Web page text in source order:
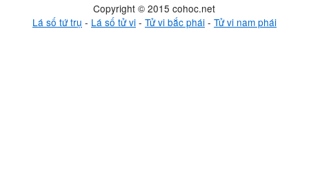
Copyright © 2015 cohoc.net
Lá số tứ trụ - Lá số tử vi- Tử vi bắc phái- Tử vi nam phái